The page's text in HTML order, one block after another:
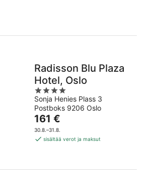
Radisson Blu Plaza
Hotel, Oslo
4
out
of
5
Sonja Henies Plass 3
Postboks 9206 Oslo
Hinta
on
161 €
161 €
30.8.–31.8.
sisältää verot ja maksut